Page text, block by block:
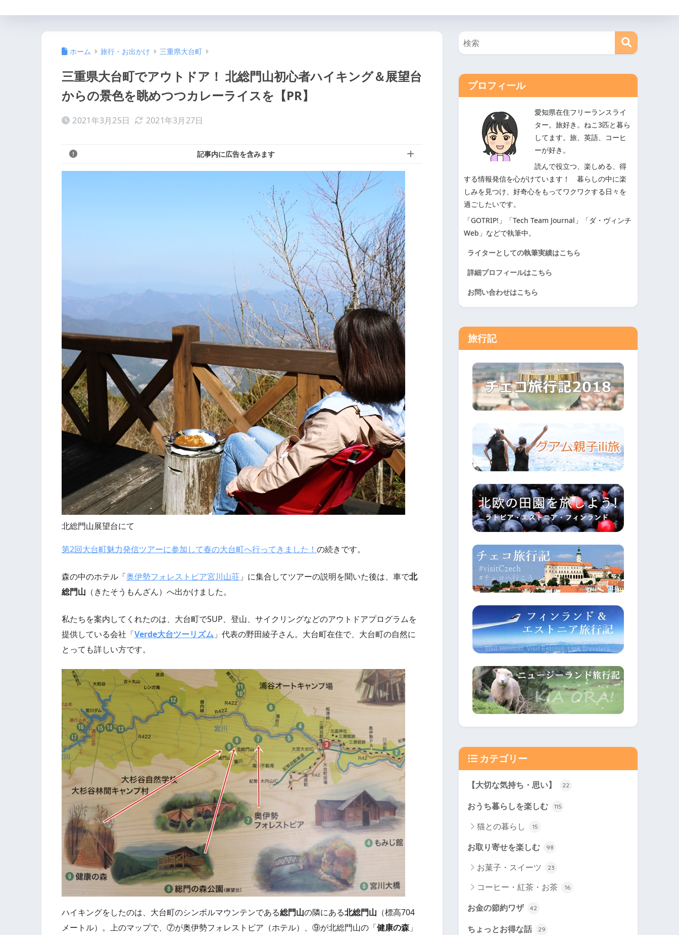
ホーム 旅行・お出かけ 三重県大台町
三重県大台町でアウトドア！ 北総門山初心者ハイキング＆展望台
からの景色を眺めつつカレーライスを【PR】
2021年3月25日 2021年3月27日
記事内に広告を含みます
北総門山展望台にて
第2回大台町魅力発信ツアーに参加して春の大台町へ行ってきました！ の続きです。
森の中のホテル「奥伊勢フォレストピア宮川山荘 」に集合してツアーの説明を聞いた後は、車で北
総門山 （きたそうもんざん）へ出かけました。
私たちを案内してくれたのは、大台町でSUP、登山、サイクリングなどのアウトドアプログラムを
提供している会社「Verde大台ツーリズム 」代表の野田綾子さん。大台町在住で、大台町の自然に
とっても詳しい方です。
ハイキングをしたのは、大台町のシンボルマウンテンである総門山の隣にある北総門山 （標高704
メートル）。上のマップで、⑦が奥伊勢フォレストピア（ホテル）、⑨が北総門山の「健康の森 」
プロフィール
愛知県在住フリーランスライ
ター。旅好き。ねこ3匹と暮ら
してます。旅、英語、コーヒ
ーが好き。
読んで役立つ、楽しめる、得
する情報発信を心がけています！ 暮らしの中に楽
しみを見つけ、好奇心をもってワクワクする日々を
過ごしたいです。
「GOTRIP!」「Tech Team Journal」「ダ・ヴィンチ
Web」などで執筆中。
ライターとしての執筆実績はこちら
詳細プロフィールはこちら
お問い合わせはこちら
旅行記
カテゴリー
【大切な気持ち・思い】 22
おうち暮らしを楽しむ 115
猫との暮らし 15
お取り寄せを楽しむ 98
お菓子・スイーツ 23
コーヒー・紅茶・お茶 16
お金の節約ワザ 42
ちょっとお得な話 29